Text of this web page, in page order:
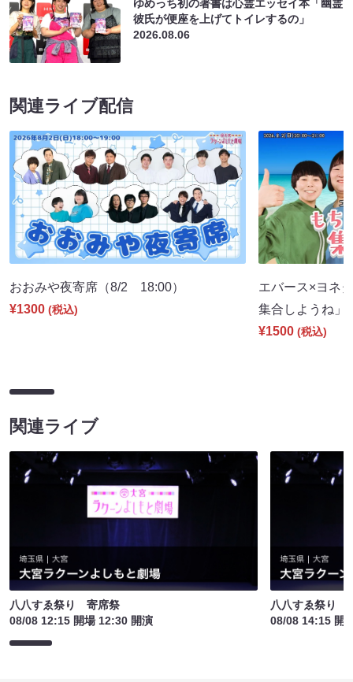
ゆめっち初の著書は心霊エッセイ本「幽霊
彼氏が便座を上げてトイレするの」
2026.08.06
関連ライブ配信
おおみや夜寄席（8/2 18:00）
¥1300 (税込)
エバース×ヨネ
集合しようね
¥1500 (税込)
関連ライブ
八八すゑ祭り 寄席祭
08/08 12:15 開場 12:30 開演
八八すゑ祭り
08/08 14:15 開